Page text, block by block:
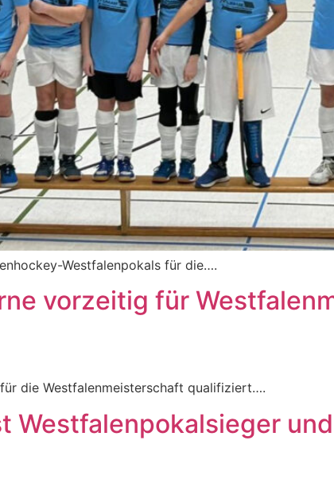
Westfalenpokals für die….
vorzeitig für
die Westfalenmeisterschaft qualifiziert….
Westfalenpokalsieger